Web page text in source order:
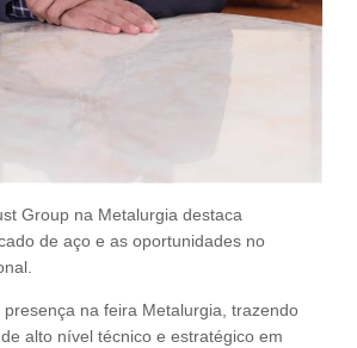
Group na Metalurgia destaca
de aço e as oportunidades no
na feira Metalurgia, trazendo
alto nível técnico e estratégico em